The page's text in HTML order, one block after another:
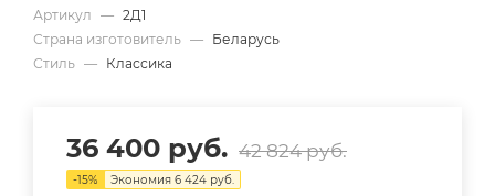
Артикул — 2Д1
Страна изготовитель — Беларусь
Стиль — Классика
36 400 руб. 42 824руб.
-15% Экономия 6 424 руб.